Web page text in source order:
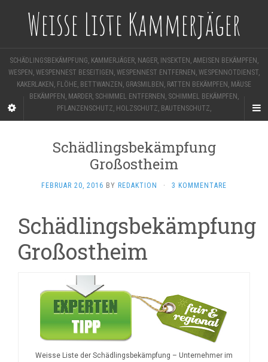
Weisse Liste Kammerjäger
SCHÄDLINGSBEKÄMPFUNG, KAMMERJÄGER, NAGER, INSEKTEN, AMEISEN BEKÄMPFEN,
WESPEN, WESPENNEST BESEITIGEN, WESPENNEST ENTFERNEN, WESPENNOTDIENST,
KAKERLAKEN, FLÖHE, BETTWANZEN, GRASMILBEN, RATTEN BEKÄMPFEN, MÄUSE
BEKÄMPFEN, MARDER, SCHIMMEL ENTFERNEN, SCHIMMEL BEKÄMPFEN,
PFLANZENSCHUTZ, HOLZSCHUTZ, BAUTENSCHUTZ,
Schädlingsbekämpfung
Großostheim
FEBRUAR 20, 2016 BY REDAKTION · 3 KOMMENTARE
Schädlingsbekämpfung
Großostheim
Weisse Liste der Schädlingsbekämpfung – Unternehmer im